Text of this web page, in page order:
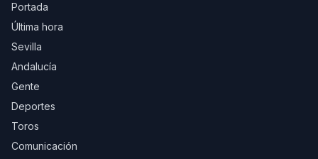
Portada
Última hora
Sevilla
Andalucía
Gente
Deportes
Toros
Comunicación